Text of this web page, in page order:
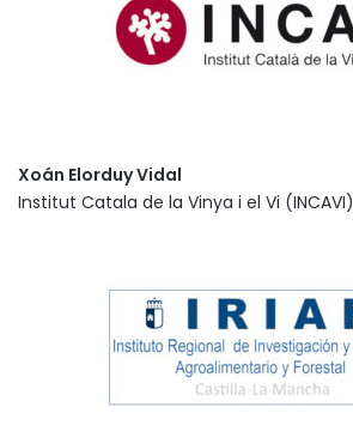
Xoán Elorduy Vidal
Institut Catala de la Vinya i el Vi (INCAVI)